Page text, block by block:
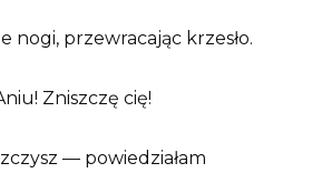
nogi, przewracając krzesło.
Zniszczę cię!
— powiedziałam